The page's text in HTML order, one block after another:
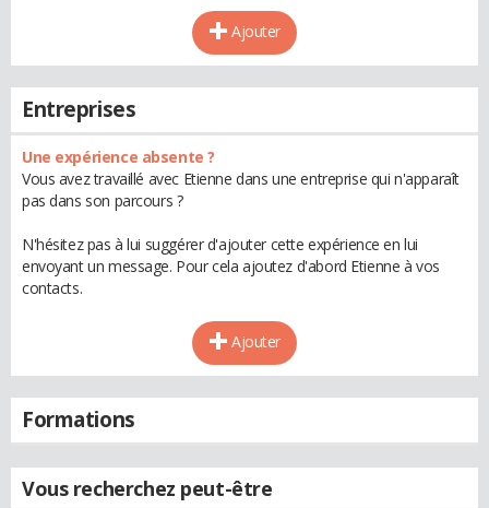
Ajouter
Entreprises
Une expérience absente ?
Vous avez travaillé avec Etienne dans une entreprise qui n'apparaît
pas dans son parcours ?
N'hésitez pas à lui suggérer d'ajouter cette expérience en lui
envoyant un message. Pour cela ajoutez d'abord Etienne à vos
contacts.
Ajouter
Formations
Vous recherchez peut-être